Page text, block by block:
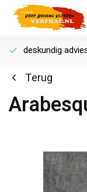
deskundig
Terug